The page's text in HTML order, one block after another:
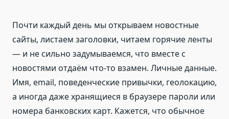
Почти каждый день мы открываем новостные
сайты, листаем заголовки, читаем горячие ленты
— и не сильно задумываемся, что вместе с
новостями отдаём что-то взамен. Личные данные.
Имя, email, поведенческие привычки, геолокацию,
а иногда даже хранящиеся в браузере пароли или
номера банковских карт. Кажется, что обычное